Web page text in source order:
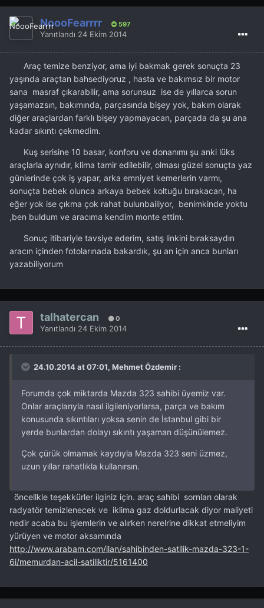
NoooFearrrr 597
Yanıtlandı 24 Ekim 2014
Araç temize benziyor, ama iyi bakmak gerek sonuçta 23
yaşında araçtan bahsediyoruz , hasta ve bakımsız bir motor
sana masraf çıkarabilir, ama sorunsuz ise de yıllarca sorun
yaşamazsın, bakımında, parçasında bişey yok, bakım olarak
diğer araçlardan farklı bişey yapmayacan, parçada da şu ana
kadar sıkıntı çekmedim.
Kuş serisine 10 basar, konforu ve donanımı şu anki lüks
araçlarla aynıdır, klima tamir edilebilir, olması güzel sonuçta yaz
günlerinde çok iş yapar, arka emniyet kemerlerin varmı,
sonuçta bebek olunca arkaya bebek koltuğu bırakacan, ha
eğer yok ise çıkma çok rahat bulunbailiyor, benimkinde yoktu
,ben buldum ve aracıma kendim monte ettim.
Sonuç itibariyle tavsiye ederim, satış linkini bıraksaydın
aracın içinden fotolarınada bakardık, şu an için anca bunları
yazabiliyorum
talhatercan 0
Yanıtlandı 24 Ekim 2014
24.10.2014 at 07:01, Mehmet Özdemir :
Forumda çok miktarda Mazda 323 sahibi üyemiz var.
Onlar araçlarıyla nasıl ilgileniyorlarsa, parça ve bakım
konusunda sıkıntıları yoksa senin de İstanbul gibi bir
yerde bunlardan dolayı sıkıntı yaşaman düşünülemez.
Çok çürük olmamak kaydıyla Mazda 323 seni üzmez,
uzun yıllar rahatlıkla kullanırsın.
öncellkle teşekkürler ilginiz için. araç sahibi sornları olarak
radyatör temizlenecek ve iklima gaz doldurlacak diyor maliyeti
nedir acaba bu işlemlerin ve alırken nerelrine dikkat etmeliyim
yürüyen ve motor aksamında
http://www.arabam.com/ilan/sahibinden-satilik-mazda-323-1-
6i/memurdan-acil-satiliktir/5161400